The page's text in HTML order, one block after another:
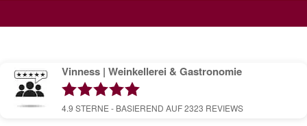
Vinness | Weinkellerei & Gastronomie
4.9 STERNE - BASIEREND AUF2323 REVIEWS